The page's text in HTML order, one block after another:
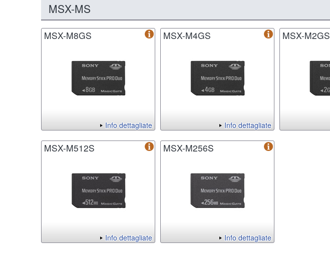
MSX-MS
MSX-M8GS
Info dettagliate
MSX-M4GS
Info dettagliate
MSX-M2GS
MSX-M512S
Info dettagliate
MSX-M256S
Info dettagliate